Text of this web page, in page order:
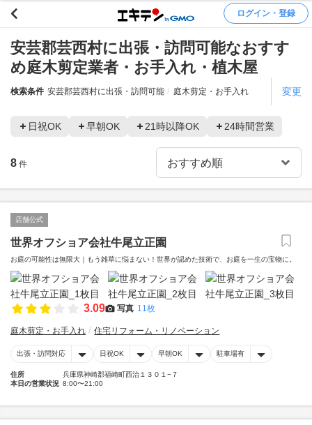
ログイン・登録
安芸郡芸西村に出張・訪問可能なおすす
め庭木剪定業者・お手入れ・植木屋
検索条件 安芸郡芸西村に出張・訪問可能 庭木剪定・お手入れ 変更
日祝OK 早朝OK 21時以降OK 24時間営業
8 件
店舗公式
世界オフショア会社牛尾立正園
お庭の可能性は無限大｜もう雑草に悩まない！世界が認めた技術で、お庭を一生の宝物に。
3.09 写真 11枚
庭木剪定・お手入れ 住宅リフォーム・リノベーション
出張・訪問対応 日祝OK 早朝OK 駐車場有
住所
兵庫県神崎郡福崎町西治１３０１−７
本日の営業状況 8:00〜21:00